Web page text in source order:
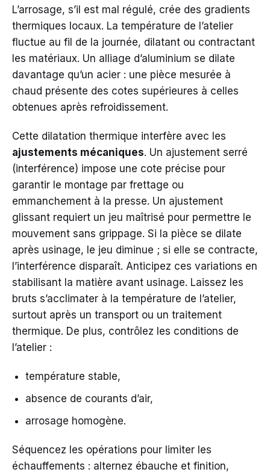
L’arrosage, s’il est mal régulé, crée des gradients
thermiques locaux. La température de l’atelier
fluctue au fil de la journée, dilatant ou contractant
les matériaux. Un alliage d’aluminium se dilate
davantage qu’un acier : une pièce mesurée à
chaud présente des cotes supérieures à celles
obtenues après refroidissement.
Cette dilatation thermique interfère avec les
ajustements mécaniques. Un ajustement serré
(interférence) impose une cote précise pour
garantir le montage par frettage ou
emmanchement à la presse. Un ajustement
glissant requiert un jeu maîtrisé pour permettre le
mouvement sans grippage. Si la pièce se dilate
après usinage, le jeu diminue ; si elle se contracte,
l’interférence disparaît. Anticipez ces variations en
stabilisant la matière avant usinage. Laissez les
bruts s’acclimater à la température de l’atelier,
surtout après un transport ou un traitement
thermique. De plus, contrôlez les conditions de
l’atelier :
température stable,
absence de courants d’air,
arrosage homogène.
Séquencez les opérations pour limiter les
échauffements : alternez ébauche et finition,